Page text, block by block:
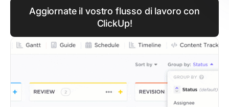
Aggiornate il vostro flusso di lavoro con
ClickUp!